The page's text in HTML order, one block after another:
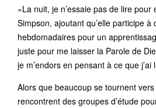
«La nuit, je n’essaie pas de lire pour
Simpson, ajoutant qu’elle participe à
hebdomadaires pour un
juste pour me laisser la Parole de
je m’endors en pensant à ce que j’ai
Alors que beaucoup se tournent
rencontrent des groupes d’étude